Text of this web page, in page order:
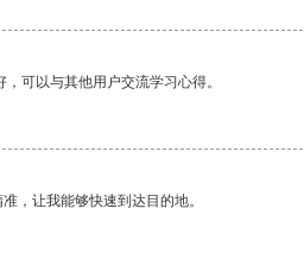
可以与其他用户交流学习心得。
，让我能够快速到达目的地。